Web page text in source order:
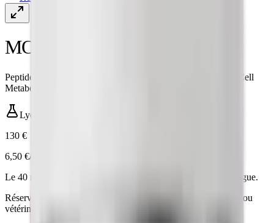
MOTS-C Peptide
Peptide mitochondrial étudié pour le métabolisme cellulaire (Cell
Metabolism)
Lyophilisé
130 €
6,50 €/mg
Le 40 mg
— le meilleur rapport du catalogue.
Réservé à la recherche in vitro · non destiné à l'usage humain ou
vétérinaire.